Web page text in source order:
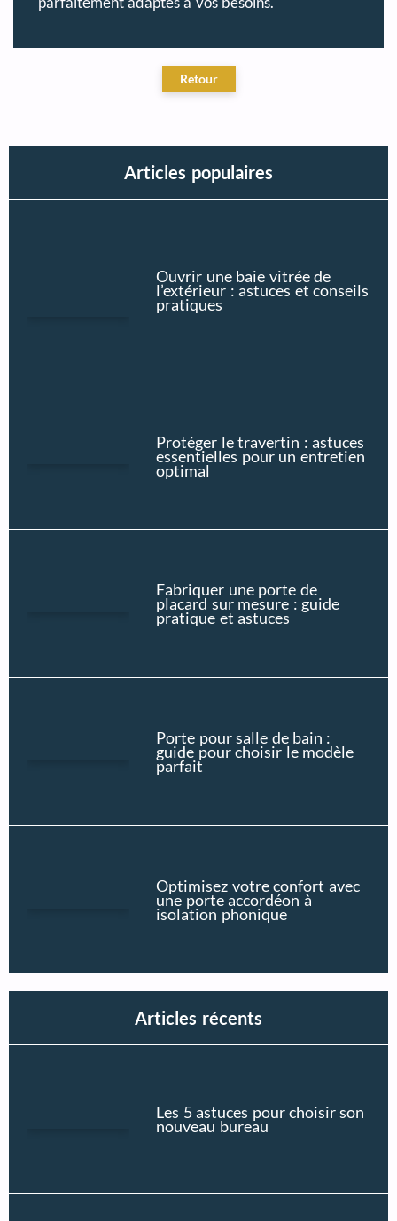
Articles populaires
Ouvrir une baie vitrée de
l’extérieur : astuces et conseils
pratiques
Protéger le travertin : astuces
essentielles pour un entretien
optimal
Fabriquer une porte de
placard sur mesure : guide
pratique et astuces
Porte pour salle de bain :
guide pour choisir le modèle
parfait
Optimisez votre confort avec
une porte accordéon à
isolation phonique
Articles récents
Les 5 astuces pour choisir son
nouveau bureau